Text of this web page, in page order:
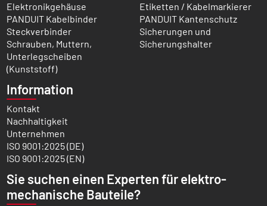
Elektronikgehäuse
PANDUIT Kabelbinder
Steckverbinder
Schrauben, Muttern,
Unterlegscheiben
(Kunststoff)
Etiketten / Kabelmarkierer
PANDUIT Kantenschutz
Sicherungen und
Sicherungshalter
Information
Kontakt
Nachhaltigkeit
Unternehmen
ISO 9001:2025 (DE)
ISO 9001:2025 (EN)
Sie suchen einen Experten für elektro­
mechanische Bauteile?